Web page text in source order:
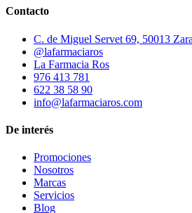
Contacto
C. de Miguel Servet 69, 50013
@lafarmaciaros
La Farmacia Ros
976 413 781
622 38 58 90
info@lafarmaciaros.com
De interés
Promociones
Nosotros
Marcas
Servicios
Blog